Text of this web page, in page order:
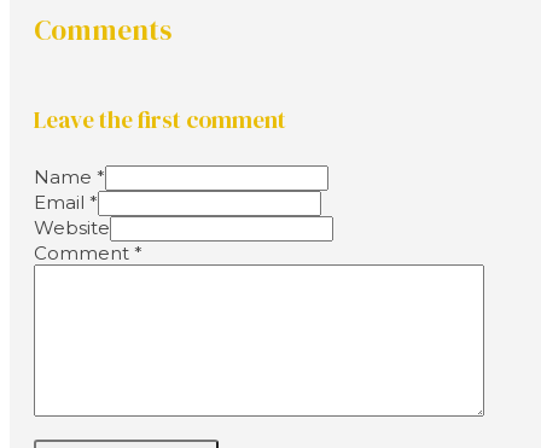
Comments
Leave the first comment
Name *
Email *
Website
Comment *